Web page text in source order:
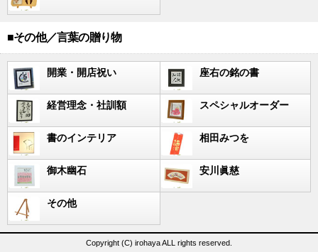
■その他／言葉の贈り物
開業・開店祝い 座右の銘の書
経営理念・社訓額 スペシャルオーダー
書のインテリア 相田みつを
御木幽石 安川眞慈
その他
Copyright (C) irohaya ALL rights reserved.